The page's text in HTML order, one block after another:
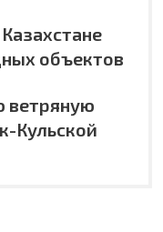
объектов
ветряную
Кульской